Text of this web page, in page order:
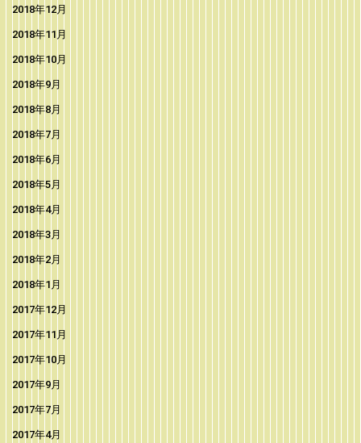
2018年12月
2018年11月
2018年10月
2018年9月
2018年8月
2018年7月
2018年6月
2018年5月
2018年4月
2018年3月
2018年2月
2018年1月
2017年12月
2017年11月
2017年10月
2017年9月
2017年7月
2017年4月